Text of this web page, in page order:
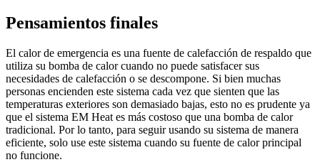
Pensamientos finales
El calor de emergencia es una fuente de calefacción de respaldo que
utiliza su bomba de calor cuando no puede satisfacer sus
necesidades de calefacción o se descompone. Si bien muchas
personas encienden este sistema cada vez que sienten que las
temperaturas exteriores son demasiado bajas, esto no es prudente ya
que el sistema EM Heat es más costoso que una bomba de calor
tradicional. Por lo tanto, para seguir usando su sistema de manera
eficiente, solo use este sistema cuando su fuente de calor principal
no funcione.